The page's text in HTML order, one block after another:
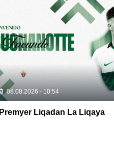
08.08.2026 - 10:54
Premyer Liqadan La Liqaya